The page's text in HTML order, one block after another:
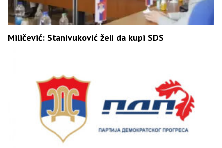
Miličević: Stanivuković želi da kupi SDS